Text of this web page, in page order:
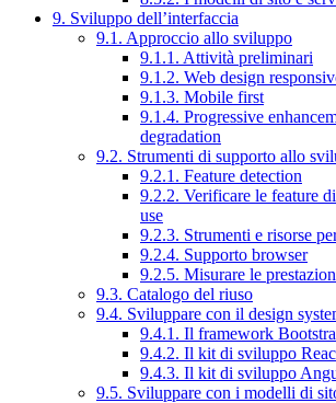
9. Sviluppo dell’interfaccia
9.1. Approccio allo sviluppo
9.1.1. Attività preliminari
9.1.2. Web design
9.1.3. Mobile first
9.1.4. Progressive
degradation
9.2. Strumenti di supporto allo
9.2.1. Feature detection
9.2.2. Verificare le feature
use
9.2.3. Strumenti e risorse
9.2.4. Supporto browser
9.2.5. Misurare le
9.3. Catalogo del riuso
9.4. Sviluppare con il design
9.4.1. Il framework
9.4.2. Il kit di sviluppo
9.4.3. Il kit di sviluppo
9.5. Sviluppare con i modelli di